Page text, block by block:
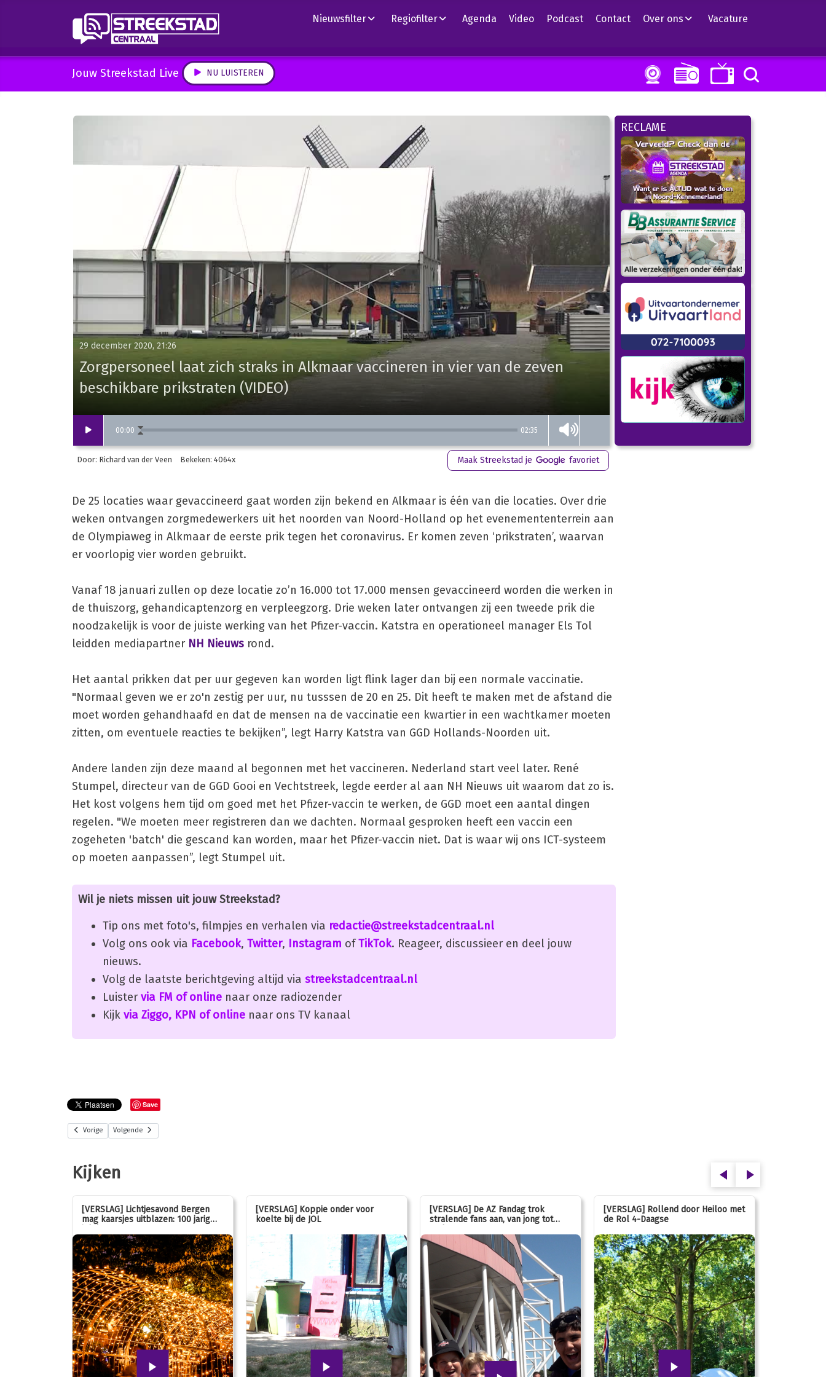
Nieuwsfilter Regiofilter Agenda Video Podcast Contact Over ons Vacature
Jouw Streekstad Live NU LUISTEREN
RECLAME
00:00 02:35
29 december 2020, 21:26
Zorgpersoneel laat zich straks in Alkmaar vaccineren in vier van de zeven
beschikbare prikstraten (VIDEO)
Door: Richard van der Veen Bekeken: 4064x Maak Streekstad je favoriet
De 25 locaties waar gevaccineerd gaat worden zijn bekend en Alkmaar is één van die locaties. Over drie
weken ontvangen zorgmedewerkers uit het noorden van Noord-Holland op het evenemententerrein aan
de Olympiaweg in Alkmaar de eerste prik tegen het coronavirus. Er komen zeven ‘prikstraten’, waarvan
er voorlopig vier worden gebruikt.
Vanaf 18 januari zullen op deze locatie zo’n 16.000 tot 17.000 mensen gevaccineerd worden die werken in
de thuiszorg, gehandicaptenzorg en verpleegzorg. Drie weken later ontvangen zij een tweede prik die
noodzakelijk is voor de juiste werking van het Pfizer-vaccin. Katstra en operationeel manager Els Tol
leidden mediapartner NH Nieuws rond.
Het aantal prikken dat per uur gegeven kan worden ligt flink lager dan bij een normale vaccinatie.
"Normaal geven we er zo'n zestig per uur, nu tusssen de 20 en 25. Dit heeft te maken met de afstand die
moet worden gehandhaafd en dat de mensen na de vaccinatie een kwartier in een wachtkamer moeten
zitten, om eventuele reacties te bekijken”, legt Harry Katstra van GGD Hollands-Noorden uit.
Andere landen zijn deze maand al begonnen met het vaccineren. Nederland start veel later. René
Stumpel, directeur van de GGD Gooi en Vechtstreek, legde eerder al aan NH Nieuws uit waarom dat zo is.
Het kost volgens hem tijd om goed met het Pfizer-vaccin te werken, de GGD moet een aantal dingen
regelen. "We moeten meer registreren dan we dachten. Normaal gesproken heeft een vaccin een
zogeheten 'batch' die gescand kan worden, maar het Pfizer-vaccin niet. Dat is waar wij ons ICT-systeem
op moeten aanpassen”, legt Stumpel uit.
Wil je niets missen uit jouw Streekstad?
Tip ons met foto's, filmpjes en verhalen via redactie@streekstadcentraal.nl
Volg ons ook via Facebook, Twitter, Instagram ofTikTok. Reageer, discussieer en deel jouw
nieuws.
Volg de laatste berichtgeving altijd via streekstadcentraal.nl
Luister via FM of online naar onze radiozender
Kijk via Ziggo, KPN of online naar ons TV kanaal
Save
Vorige Volgende
Kijken
[VERSLAG] Lichtjesavond Bergen
mag kaarsjes uitblazen: 100 jarig
[VERSLAG] Koppie onder voor
koelte bij de JOL
[VERSLAG] De AZ Fandag trok
stralende fans aan, van jong tot
[VERSLAG] Rollend door Heiloo met
de Rol 4-Daagse